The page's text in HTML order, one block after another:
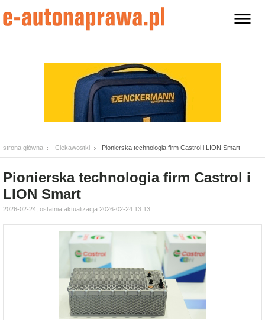
strona główna Ciekawostki Pionierska technologia firm Castrol i LION Smart
Pionierska technologia firm Castrol i
LION Smart
2026-02-24, ostatnia aktualizacja 2026-02-24 13:13